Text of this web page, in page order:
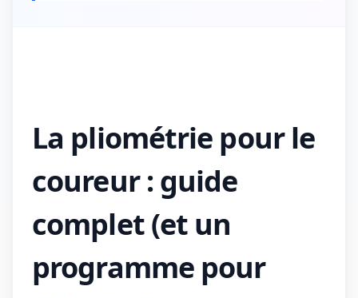
La pliométrie pour le
coureur : guide
complet (et un
programme pour